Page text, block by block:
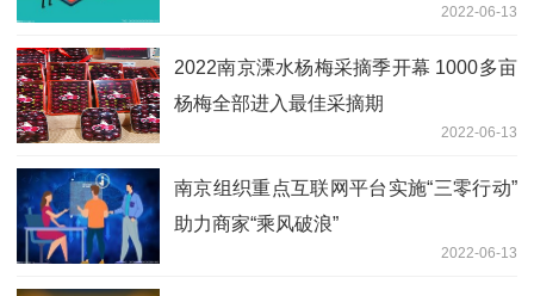
2022-06-13
2022南京溧水杨梅采摘季开幕 1000多亩
杨梅全部进入最佳采摘期
2022-06-13
南京组织重点互联网平台实施“三零行动”
助力商家“乘风破浪”
2022-06-13